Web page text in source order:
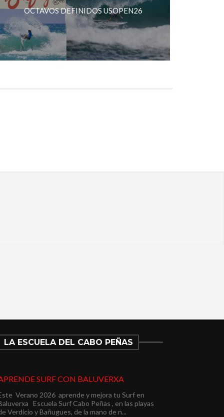
OCTAVOS DEFINIDOS USOPEN26
LA ESCUELA DEL CABO PEÑAS
SURF CON BALUVERXA
Verano 2026 aprende y mejora tu Surf en
Escuela Surf Cabo Peñas , en las playas
Verdicio y Bañugues, de la mano de n...